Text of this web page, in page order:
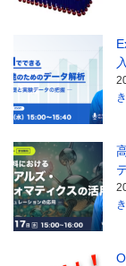
き
き